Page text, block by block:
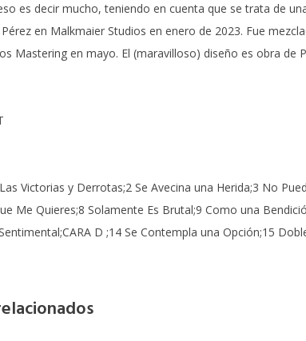
es decir mucho, teniendo en cuenta que se trata de
en Malkmaier Studios en enero de 2023. Fue
Mastering en mayo. El (maravilloso) diseño es obra
Victorias y Derrotas;2 Se Avecina una Herida;3 No
Me Quieres;8 Solamente Es Brutal;9 Como una
D ;14 Se Contempla una Opción;15